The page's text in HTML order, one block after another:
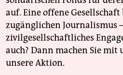
auf. Eine offene
zugänglichen Journalismus
zivilgesellschaftliches
auch? Dann machen Sie mit
unsere Aktion.